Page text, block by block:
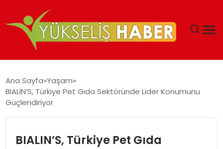
MALIYETLERINI AZALTIYOR’
Ana Sayfa Yaşam
BIALIN’S, Türkiye Pet Gıda Sektöründe Lider Konumunu
Güçlendiriyor
BIALIN’S, Türkiye Pet Gıda